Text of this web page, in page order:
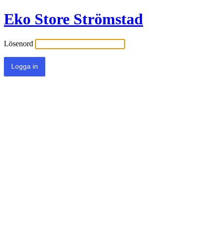
Eko Store Strömstad
Lösenord